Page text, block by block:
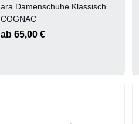
ara Damenschuhe Klassisch
COGNAC
ab 65,00 €